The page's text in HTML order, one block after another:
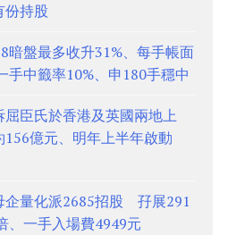
份持股
暗盤最多收升31%、每手帳面
中籤率10%、申180手穩中
臣氏於香港及英國兩地上
億元、明年上半年啟動
企量化派2685招股 孖展291
、一手入場費4949元